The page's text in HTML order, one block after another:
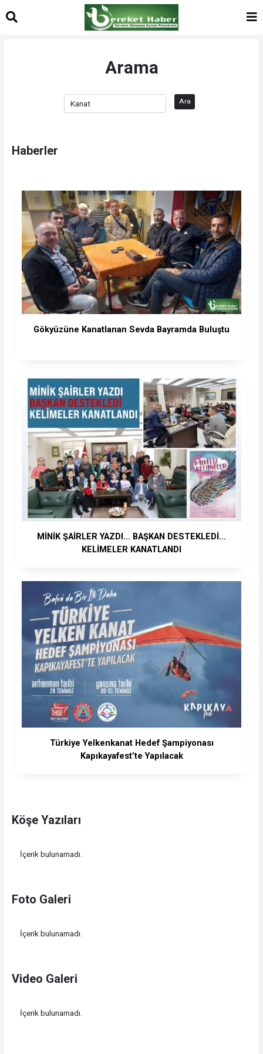
Arama
Ara
Haberler
Gökyüzüne Kanatlanan Sevda Bayramda Buluştu
MİNİK ŞAİRLER YAZDI... BAŞKAN DESTEKLEDİ...
KELİMELER KANATLANDI
Türkiye Yelkenkanat Hedef Şampiyonası
Kapıkayafest’te Yapılacak
Köşe Yazıları
İçerik bulunamadı.
Foto Galeri
İçerik bulunamadı.
Video Galeri
İçerik bulunamadı.